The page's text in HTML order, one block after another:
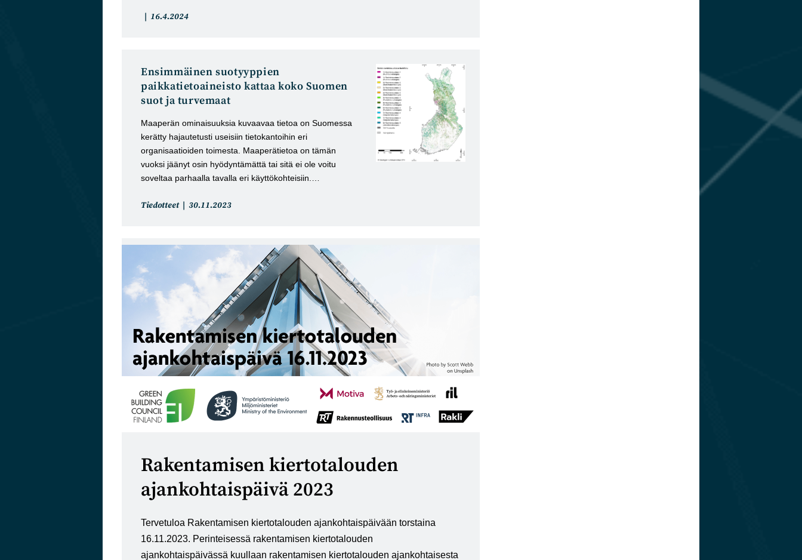
Artikkelin
Artikkeli
16.4.2024
Ensimmäinen suotyyppien
paikkatietoaineisto kattaa koko Suomen
suot ja turvemaat
Maaperän ominaisuuksia kuvaavaa tietoa on Suomessa
kerätty hajautetusti useisiin tietokantoihin eri
organisaatioiden toimesta. Maaperätietoa on tämän
vuoksi jäänyt osin hyödyntämättä tai sitä ei ole voitu
soveltaa parhaalla tavalla eri käyttökohteisiin.…
Artikkelin
Tiedotteet
Artikkeli
30.11.2023
Rakentamisen kiertotalouden
ajankohtaispäivä 2023
Tervetuloa Rakentamisen kiertotalouden ajankohtaispäivään torstaina
16.11.2023. Perinteisessä rakentamisen kiertotalouden
ajankohtaispäivässä kuullaan rakentamisen kiertotalouden ajankohtaisesta